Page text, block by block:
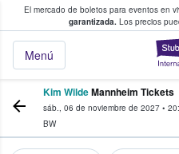
El mercado de boletos para eventos en
garantizada. Los precios
Menú
fans compran y
Kim WildeMannheim Tickets
sáb., 06 de noviembre de 2027 •
BW